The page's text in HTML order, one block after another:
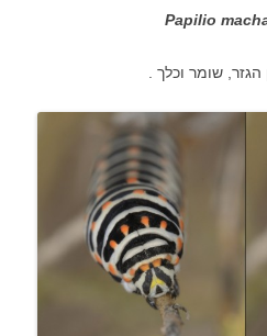
Papilio
הגזר, שומר וכלך .